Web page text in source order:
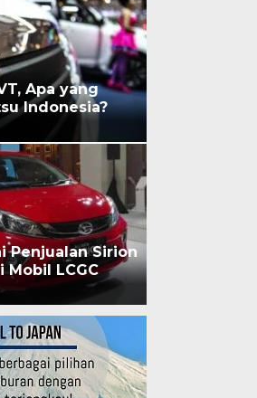
Apa yang
Indonesia?
Penjualan Sirion
Mobil LCGC